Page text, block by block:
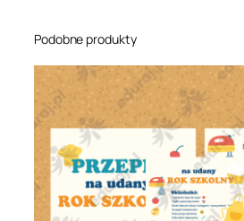
Podobne produkty